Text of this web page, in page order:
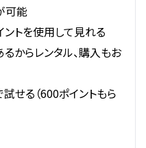
可能
トを使用して見れる
からレンタル、購入もお
せる（600ポイントもら